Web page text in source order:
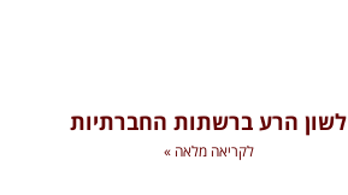
לשון הרע ברשתות החברתיות
לקריאה מלאה »